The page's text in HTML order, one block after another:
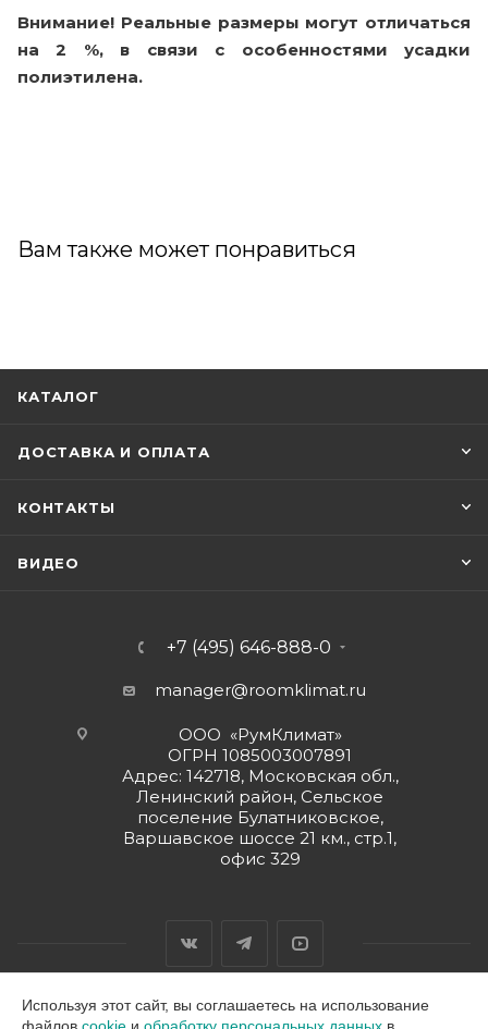
Внимание! Реальные размеры могут отличаться
на 2 %, в связи с особенностями усадки
полиэтилена.
Вам также может понравиться
КАТАЛОГ
ДОСТАВКА И ОПЛАТА
КОНТАКТЫ
ВИДЕО
+7 (495) 646-888-0
manager@roomklimat.ru
ООО «РумКлимат»
ОГРН 1085003007891
Адрес: 142718, Московская обл.,
Ленинский район, Сельское
поселение Булатниковское,
Варшавское шоссе 21 км., стр.1,
офис 329
Используя этот сайт, вы соглашаетесь на использование